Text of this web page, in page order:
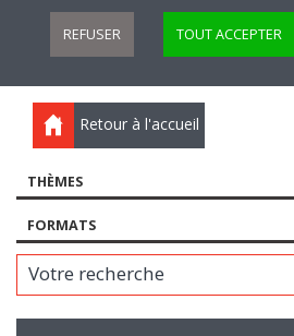
REFUSER TOUT ACCEPTER
Retour à l'accueil
THÈMES
FORMATS
Votre recherche